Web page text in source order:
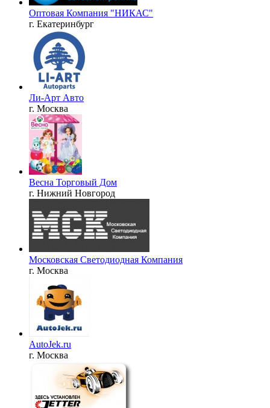
Оптовая Компания "НИКАС"
г. Екатеринбург
Ли-Арт Авто
г. Москва
Весна Торговый Дом
г. Нижний Новгород
Московская Светодиодная Компания
г. Москва
AutoJek.ru
г. Москва